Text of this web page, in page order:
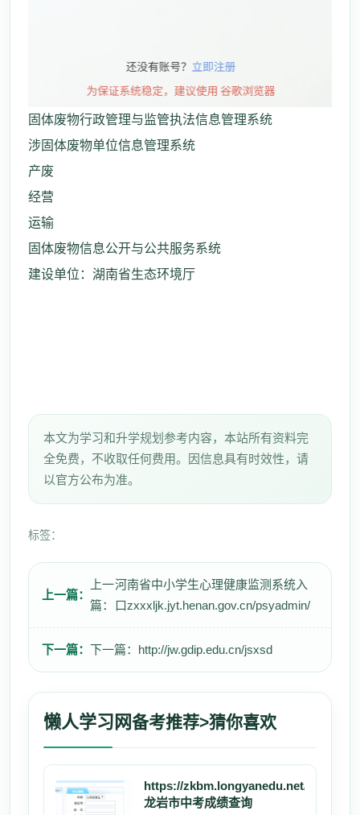
固体废物行政管理与监管执法信息管理系统
涉固体废物单位信息管理系统
产废
经营
运输
固体废物信息公开与公共服务系统
建设单位：湖南省生态环境厅
本文为学习和升学规划参考内容，本站所有资料完
全免费，不收取任何费用。因信息具有时效性，请
以官方公布为准。
标签：
上一篇：
上一
篇：
河南省中小学生心理健康监测系统入
口zxxxljk.jyt.henan.gov.cn/psyadmin/
下一篇： 下一篇： http://jw.gdip.edu.cn/jsxsd
懒人学习网备考推荐>猜你喜欢
https://zkbm.longyanedu.net/
龙岩市中考成绩查询